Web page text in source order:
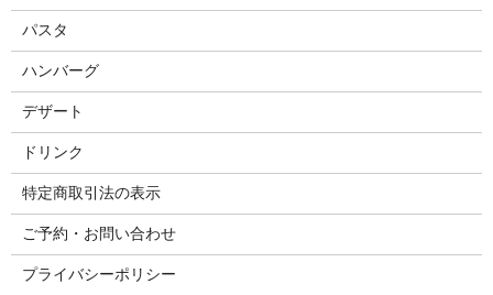
パスタ
ハンバーグ
デザート
ドリンク
特定商取引法の表示
ご予約・お問い合わせ
プライバシーポリシー